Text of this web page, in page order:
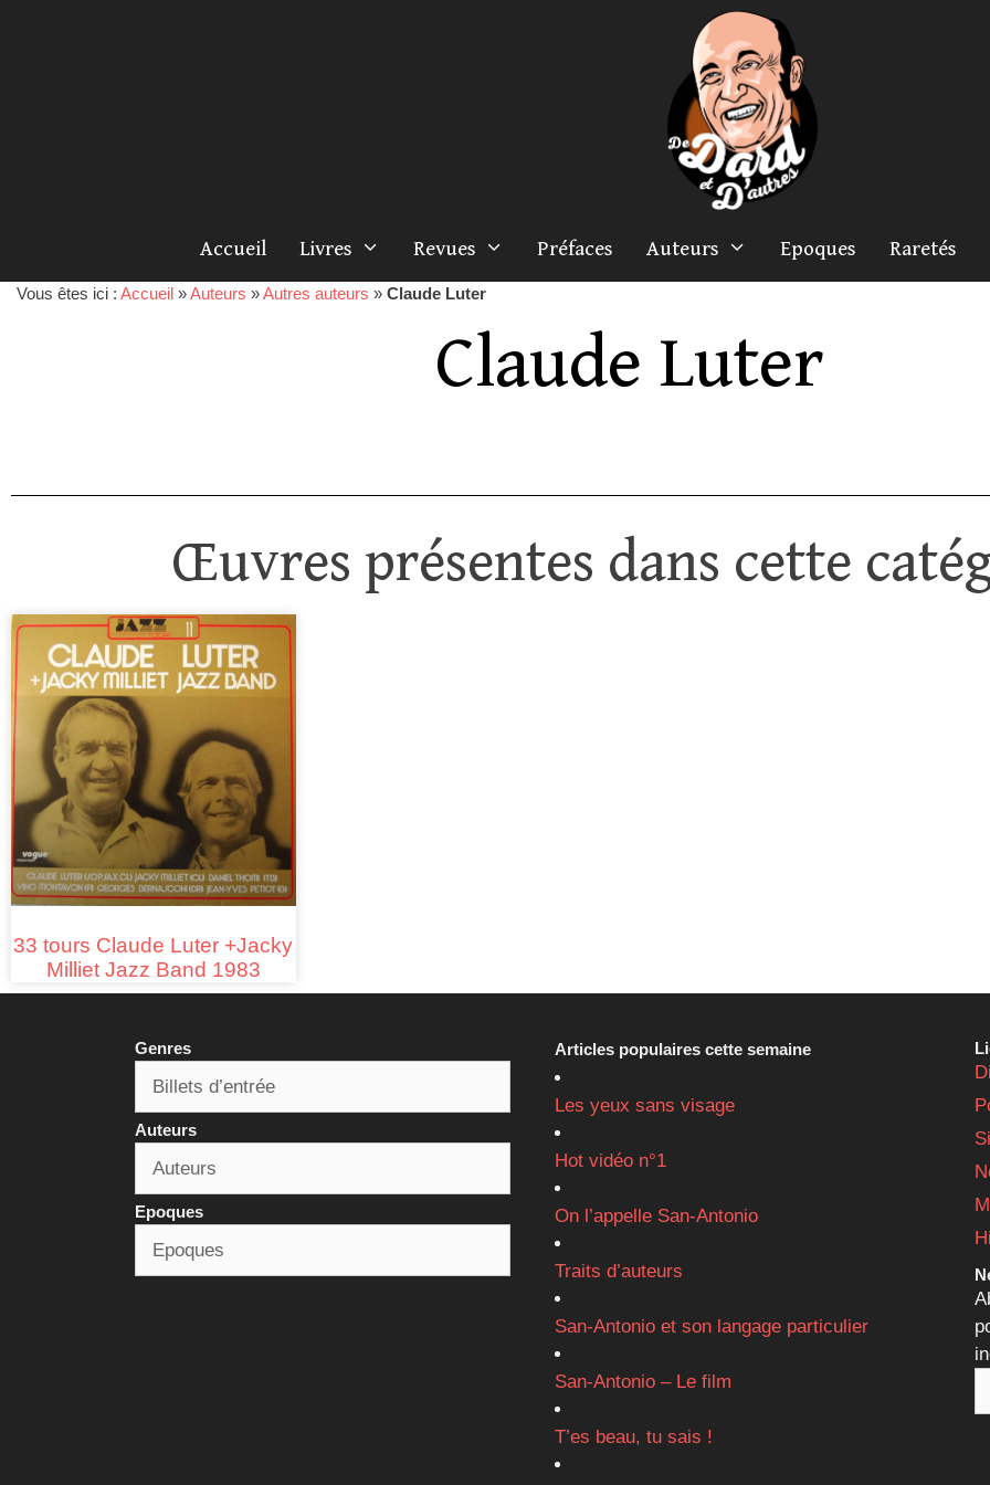
Accueil Livres Revues Préfaces Auteurs Epoques Raretés
Vous êtes ici : Accueil »Auteurs »Autres auteurs » Claude Luter
Claude Luter
Œuvres présentes dans cette
33 tours Claude Luter +Jacky
Milliet Jazz Band 1983
Genres
Auteurs
Epoques
Articles populaires cette semaine
Les yeux sans visage
Hot vidéo n°1
On l’appelle San-Antonio
Traits d’auteurs
San-Antonio et son langage particulier
San-Antonio – Le film
T’es beau, tu sais !